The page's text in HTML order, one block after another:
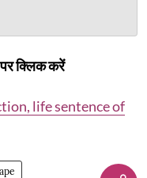
क्लिक करें
life sentence of